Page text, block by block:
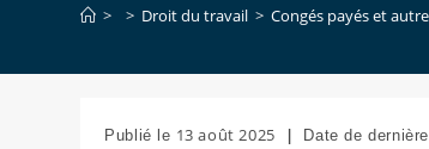
> > Droit du travail > Congés payés et
Publication13 août 2025
Dernière